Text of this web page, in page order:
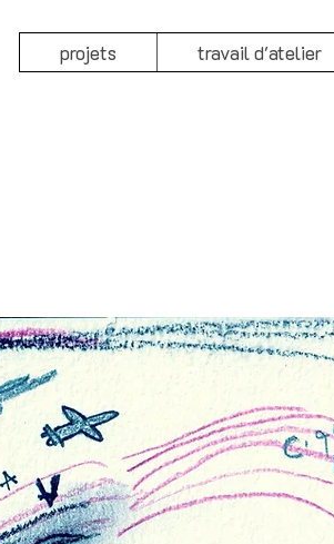
projets travail d'atelier